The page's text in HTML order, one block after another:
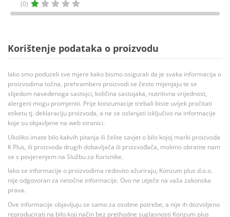
(0)
Korištenje podataka o proizvodu
Iako smo poduzeli sve mjere kako bismo osigurali da je svaka informacija o
proizvodima točna, prehrambeni proizvodi se često mijenjaju te se
slijedom navedenoga sastojci, količina sastojaka, nutritivna vrijednost,
alergeni mogu promjeniti. Prije konzumacije trebali biste uvijek pročitati
etiketu tj. deklaraciju proizvoda, a ne se oslanjati isključivo na informacije
koje su objavljene na web stranici.
Ukoliko imate bilo kakvih pitanja ili želite savjet o bilo kojoj marki proizvoda
K Plus, ili proizvoda drugih dobavljača ili proizvođača, molimo obratite nam
se s povjerenjem na Službu za Korisnike.
Iako se informacije o proizvodima redovito ažuriraju, Konzum plus d.o.o.
nije odgovoran za netočne informacije. Ovo ne utječe na vaša zakonska
prava.
Ove informacije objavljuju se samo za osobne potrebe, a nije ih dozvoljeno
reproducirati na bilo koji način bez prethodne suglasnosti Konzum plus